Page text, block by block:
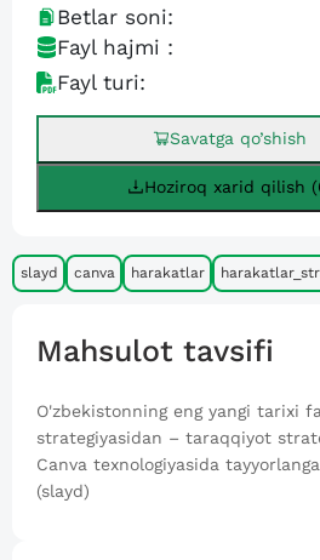
Betlar soni:
Fayl hajmi :
Fayl turi:
Savatga qo’shish
Hoziroq xarid qilish
slayd canva harakatlar
Mahsulot tavsifi
O'zbekistonning eng yangi tarixi
strategiyasidan – taraqqiyot
Canva texnologiyasida
(slayd)